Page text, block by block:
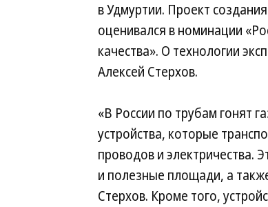
в Удмуртии. Проект
оценивался в номинации
качества». О технологии
Алексей Стерхов.
«В России по трубам гонят
устройства, которые
проводов и электричества.
и полезные площади, а
Стерхов. Кроме того,